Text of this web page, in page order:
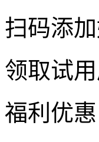
扫码添
领取试
福利优惠